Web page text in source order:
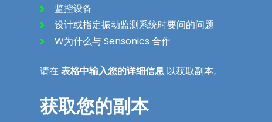
监控设备
设计或指定振动监测系统时要问的问题
W为什么与 Sensonics 合作
请在 表格中输入您的详细信息 以获取副本。
获取您的副本